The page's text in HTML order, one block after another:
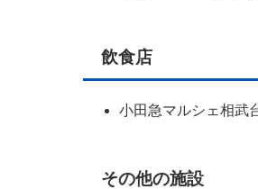
飲食店
小田急マルシェ相武
その他の施設